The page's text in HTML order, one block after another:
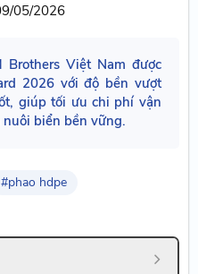
05/2026
Brothers Việt Nam được
2026 với độ bền vượt
giúp tối ưu chi phí vận
biển bền vững.
#phao hdpe